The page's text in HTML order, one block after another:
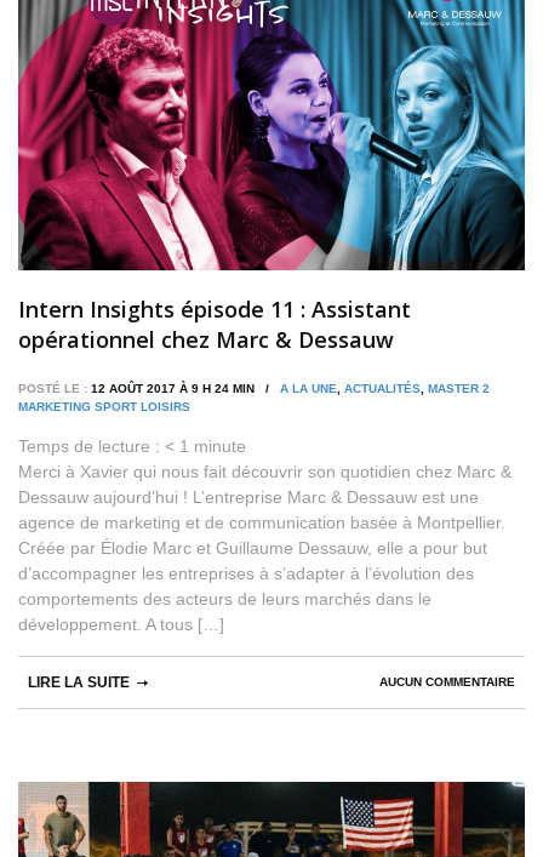
Intern Insights épisode 11 : Assistant
opérationnel chez Marc & Dessauw
POSTÉ LE : 12 AOÛT 2017 À 9 H 24 MIN / A LA UNE ACTUALITÉS MASTER 2
MARKETING SPORT LOISIRS
Temps de lecture : < 1 minute
Merci à Xavier qui nous fait découvrir son quotidien chez Marc &
Dessauw aujourd’hui ! L’entreprise Marc & Dessauw est une
agence de marketing et de communication basée à Montpellier.
Créée par Élodie Marc et Guillaume Dessauw, elle a pour but
d’accompagner les entreprises à s’adapter à l’évolution des
comportements des acteurs de leurs marchés dans le
développement. A tous […]
AUCUN COMMENTAIRE
LIRE LA SUITE